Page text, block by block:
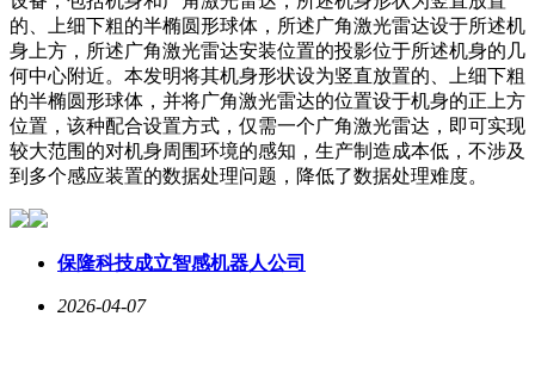
的、上细下粗的半椭圆形球体，所述广角激光雷达设于所述机
身上方，所述广角激光雷达安装位置的投影位于所述机身的几
何中心附近。本发明将其机身形状设为竖直放置的、上细下粗
的半椭圆形球体，并将广角激光雷达的位置设于机身的正上方
位置，该种配合设置方式，仅需一个广角激光雷达，即可实现
较大范围的对机身周围环境的感知，生产制造成本低，不涉及
到多个感应装置的数据处理问题，降低了数据处理难度。
保隆科技成立智感机器人公司
2026-04-07